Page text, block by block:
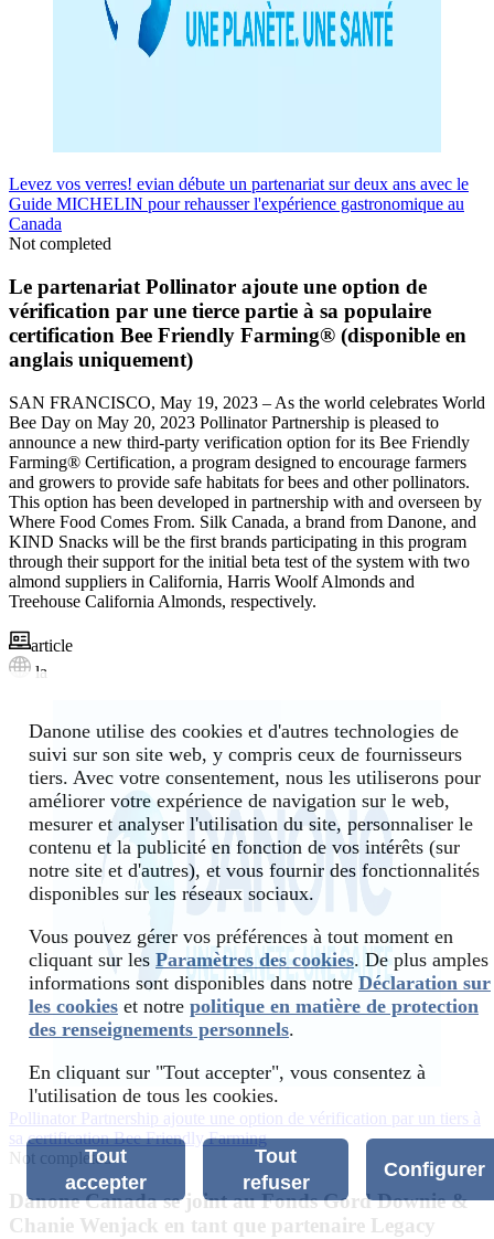
Levez vos verres! evian débute un partenariat sur deux ans avec le
Guide MICHELIN pour rehausser l'expérience gastronomique au
Canada
Not completed
Le partenariat Pollinator ajoute une option de
vérification par une tierce partie à sa populaire
certification Bee Friendly Farming® (disponible en
anglais uniquement)
SAN FRANCISCO, May 19, 2023 – As the world celebrates World
Bee Day on May 20, 2023 Pollinator Partnership is pleased to
announce a new third-party verification option for its Bee Friendly
Farming® Certification, a program designed to encourage farmers
and growers to provide safe habitats for bees and other pollinators.
This option has been developed in partnership with and overseen by
Where Food Comes From. Silk Canada, a brand from Danone, and
KIND Snacks will be the first brands participating in this program
through their support for the initial beta test of the system with two
almond suppliers in California, Harris Woolf Almonds and
Treehouse California Almonds, respectively.
article
la
Pollinator Partnership ajoute une option de vérification par un tiers à
sa certification Bee Friendly Farming
Not completed
Danone Canada se joint au Fonds Gord Downie &
Chanie Wenjack en tant que partenaire Legacy
Danone utilise des cookies et d'autres technologies de
suivi sur son site web, y compris ceux de fournisseurs
tiers. Avec votre consentement, nous les utiliserons pour
améliorer votre expérience de navigation sur le web,
mesurer et analyser l'utilisation du site, personnaliser le
contenu et la publicité en fonction de vos intérêts (sur
notre site et d'autres), et vous fournir des fonctionnalités
disponibles sur les réseaux sociaux.
Vous pouvez gérer vos préférences à tout moment en
cliquant sur les Paramètres des cookies. De plus amples
informations sont disponibles dans notre Déclaration sur
les cookies et notre politique en matière de protection
des renseignements personnels.
En cliquant sur "Tout accepter", vous consentez à
l'utilisation de tous les cookies.
Tout
accepter
Tout
refuser
Configurer